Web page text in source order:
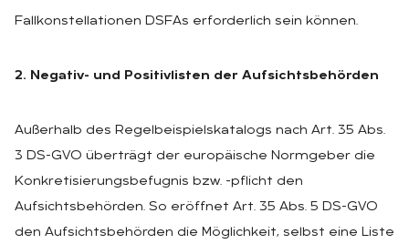
Fallkonstellationen DSFAs erforderlich sein können.
2. Negativ- und Positivlisten der Aufsichtsbehörden
Außerhalb des Regelbeispielskatalogs nach Art. 35 Abs.
3 DS-GVO überträgt der europäische Normgeber die
Konkretisierungsbefugnis bzw. -pflicht den
Aufsichtsbehörden. So eröffnet Art. 35 Abs. 5 DS-GVO
den Aufsichtsbehörden die Möglichkeit, selbst eine Liste